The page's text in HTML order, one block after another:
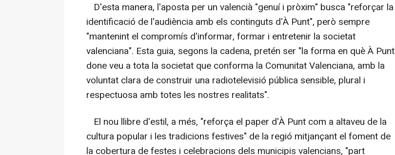
D'esta manera, l'aposta per un valencià "genuí i pròxim" busca "reforçar la
identificació de l'audiència amb els continguts d'À Punt", però sempre
"mantenint el compromís d'informar, formar i entretenir la societat
valenciana". Esta guia, segons la cadena, pretén ser "la forma en què À Punt
done veu a tota la societat que conforma la Comunitat Valenciana, amb la
voluntat clara de construir una radiotelevisió pública sensible, plural i
respectuosa amb totes les nostres realitats".
El nou llibre d'estil, a més, "reforça el paper d'À Punt com a altaveu de la
cultura popular i les tradicions festives" de la regió mitjançant el foment de
la cobertura de festes i celebracions dels municipis valencians, "part